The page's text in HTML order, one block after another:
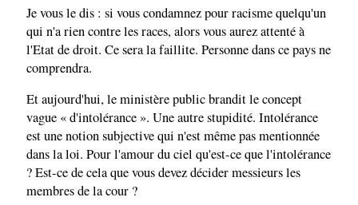
Je vous le dis : si vous condamnez pour racisme quelqu'un
qui n'a rien contre les races, alors vous aurez attenté à
l'Etat de droit. Ce sera la faillite. Personne dans ce pays ne
comprendra.
Et aujourd'hui, le ministère public brandit le concept
vague « d'intolérance ». Une autre stupidité. Intolérance
est une notion subjective qui n'est même pas mentionnée
dans la loi. Pour l'amour du ciel qu'est-ce que l'intolérance
? Est-ce de cela que vous devez décider messieurs les
membres de la cour ?